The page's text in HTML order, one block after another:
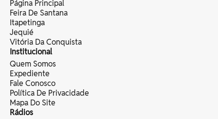
Página Principal
Feira De Santana
Itapetinga
Jequié
Vitória Da Conquista
Institucional
Quem Somos
Expediente
Fale Conosco
Política De Privacidade
Mapa Do Site
Rádios